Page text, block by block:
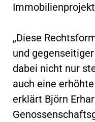
„Diese
und
dabei nicht nur
auch eine
erklärt Björn